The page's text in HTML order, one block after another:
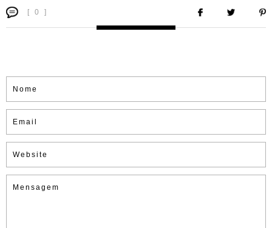
[ 0 ]